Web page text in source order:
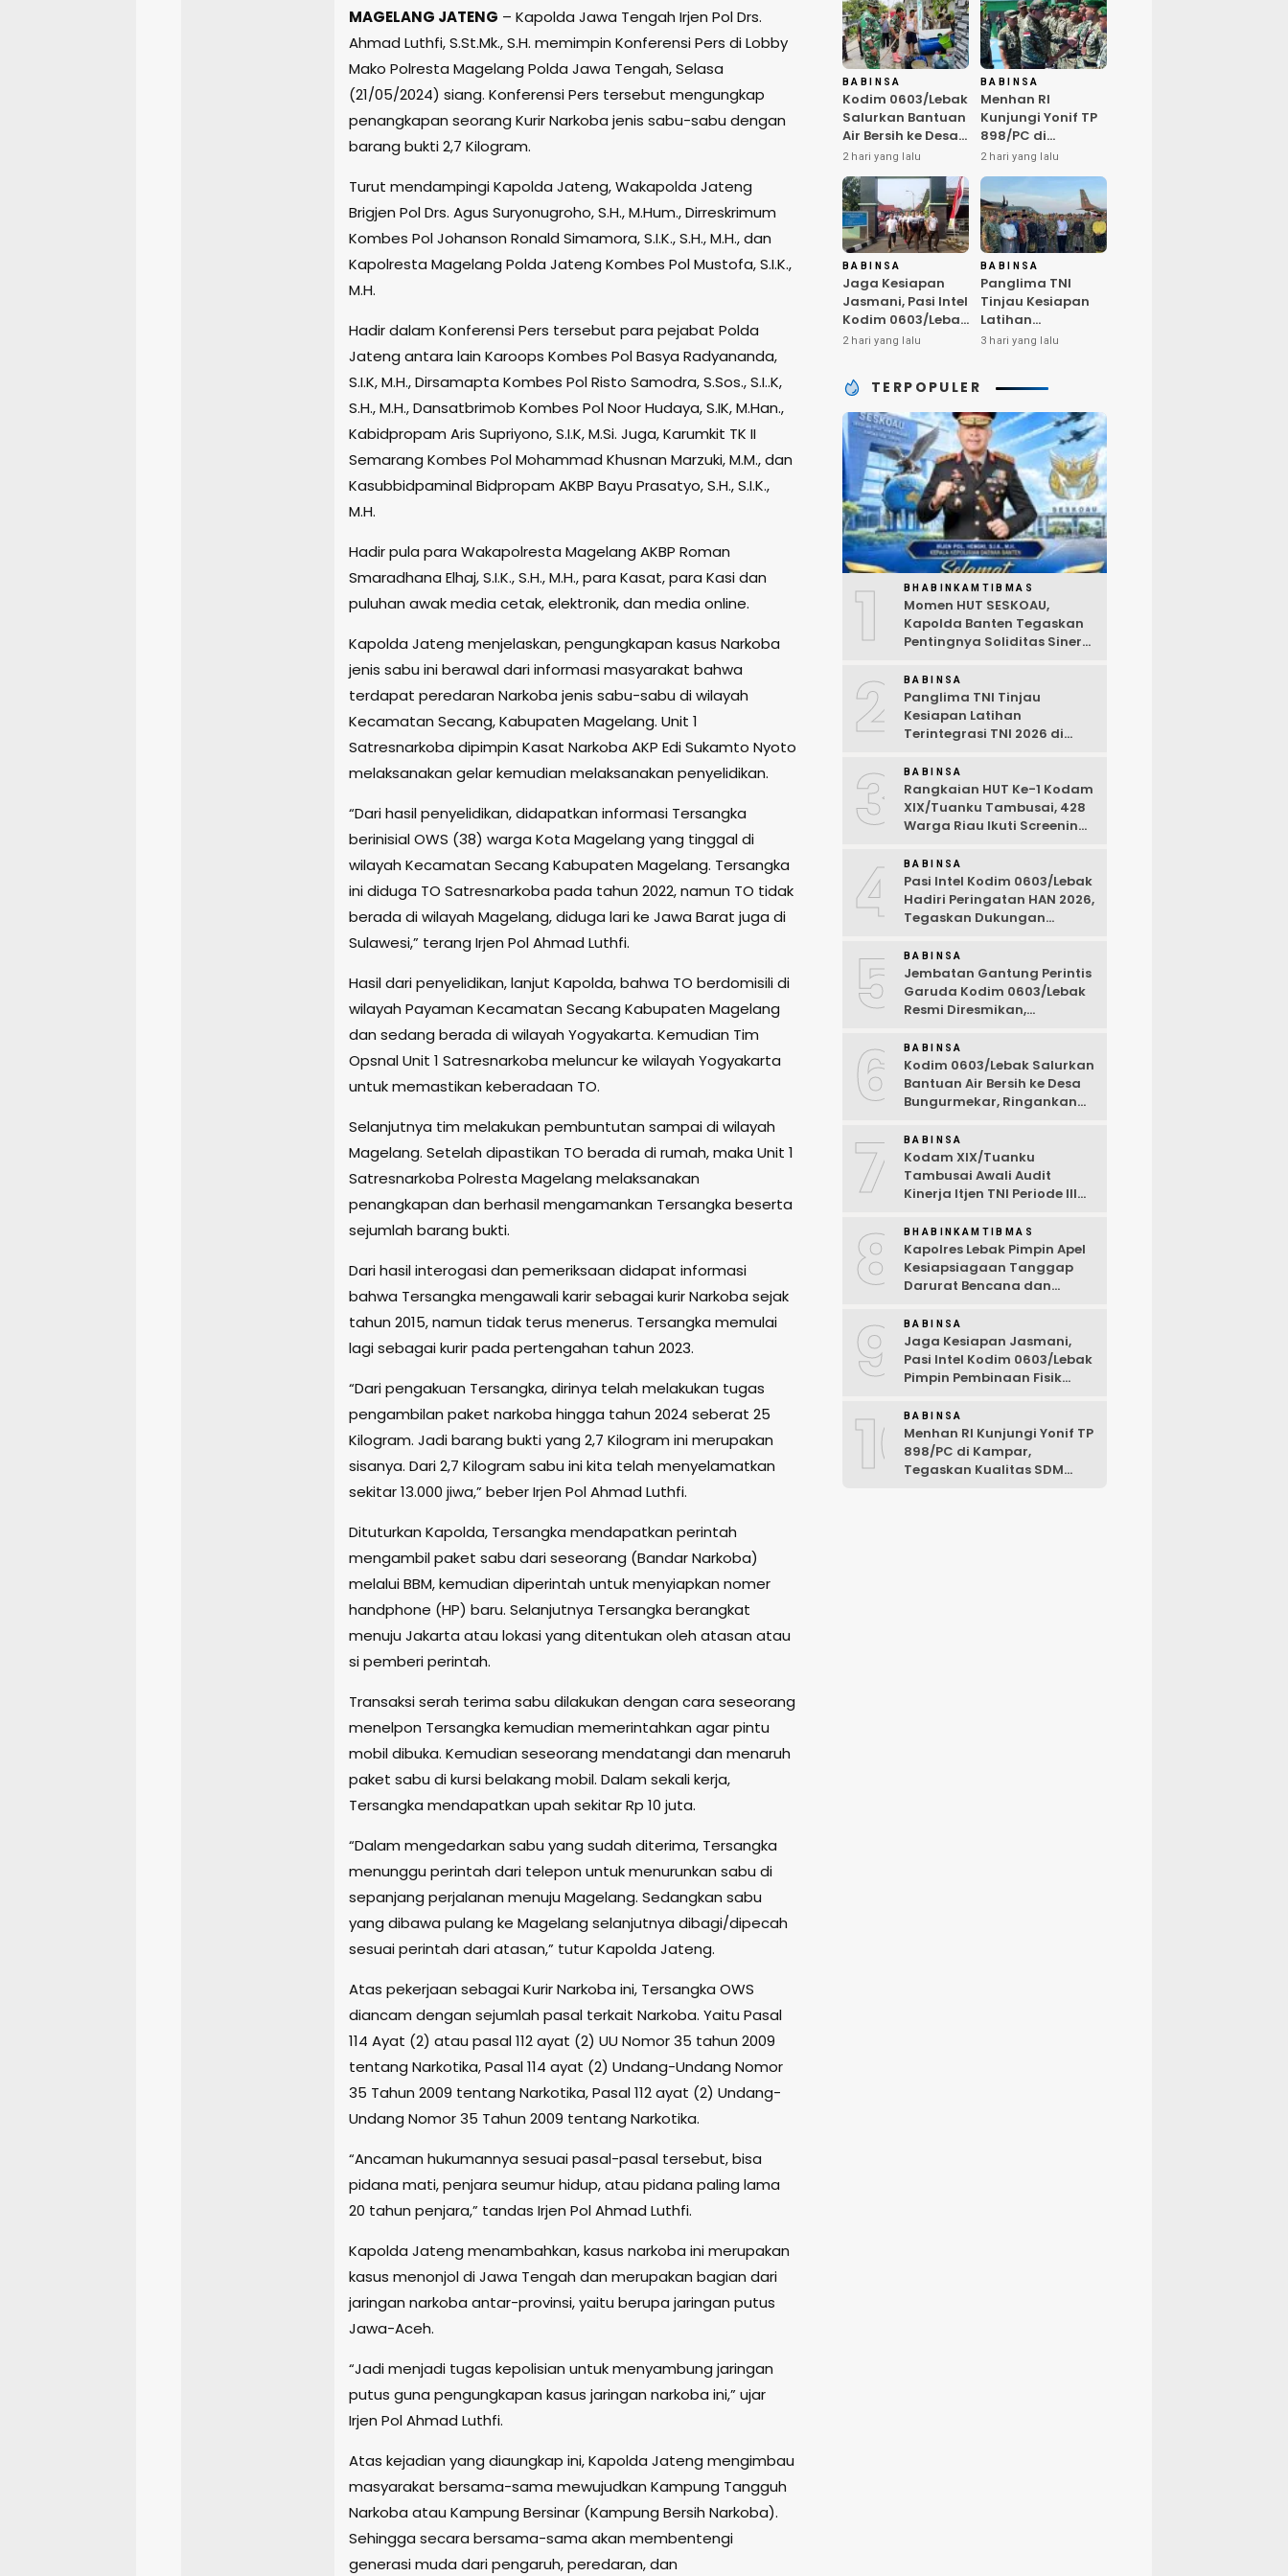
MAGELANG JATENG – Kapolda Jawa Tengah Irjen Pol Drs.
Ahmad Luthfi, S.St.Mk., S.H. memimpin Konferensi Pers di Lobby
Mako Polresta Magelang Polda Jawa Tengah, Selasa
(21/05/2024) siang. Konferensi Pers tersebut mengungkap
penangkapan seorang Kurir Narkoba jenis sabu-sabu dengan
barang bukti 2,7 Kilogram.
Turut mendampingi Kapolda Jateng, Wakapolda Jateng
Brigjen Pol Drs. Agus Suryonugroho, S.H., M.Hum., Dirreskrimum
Kombes Pol Johanson Ronald Simamora, S.I.K., S.H., M.H., dan
Kapolresta Magelang Polda Jateng Kombes Pol Mustofa, S.I.K.,
M.H.
Hadir dalam Konferensi Pers tersebut para pejabat Polda
Jateng antara lain Karoops Kombes Pol Basya Radyananda,
S.I.K, M.H., Dirsamapta Kombes Pol Risto Samodra, S.Sos., S.I..K,
S.H., M.H., Dansatbrimob Kombes Pol Noor Hudaya, S.IK, M.Han.,
Kabidpropam Aris Supriyono, S.I.K, M.Si. Juga, Karumkit TK II
Semarang Kombes Pol Mohammad Khusnan Marzuki, M.M., dan
Kasubbidpaminal Bidpropam AKBP Bayu Prasatyo, S.H., S.I.K.,
M.H.
Hadir pula para Wakapolresta Magelang AKBP Roman
Smaradhana Elhaj, S.I.K., S.H., M.H., para Kasat, para Kasi dan
puluhan awak media cetak, elektronik, dan media online.
Kapolda Jateng menjelaskan, pengungkapan kasus Narkoba
jenis sabu ini berawal dari informasi masyarakat bahwa
terdapat peredaran Narkoba jenis sabu-sabu di wilayah
Kecamatan Secang, Kabupaten Magelang. Unit 1
Satresnarkoba dipimpin Kasat Narkoba AKP Edi Sukamto Nyoto
melaksanakan gelar kemudian melaksanakan penyelidikan.
“Dari hasil penyelidikan, didapatkan informasi Tersangka
berinisial OWS (38) warga Kota Magelang yang tinggal di
wilayah Kecamatan Secang Kabupaten Magelang. Tersangka
ini diduga TO Satresnarkoba pada tahun 2022, namun TO tidak
berada di wilayah Magelang, diduga lari ke Jawa Barat juga di
Sulawesi,” terang Irjen Pol Ahmad Luthfi.
Hasil dari penyelidikan, lanjut Kapolda, bahwa TO berdomisili di
wilayah Payaman Kecamatan Secang Kabupaten Magelang
dan sedang berada di wilayah Yogyakarta. Kemudian Tim
Opsnal Unit 1 Satresnarkoba meluncur ke wilayah Yogyakarta
untuk memastikan keberadaan TO.
Selanjutnya tim melakukan pembuntutan sampai di wilayah
Magelang. Setelah dipastikan TO berada di rumah, maka Unit 1
Satresnarkoba Polresta Magelang melaksanakan
penangkapan dan berhasil mengamankan Tersangka beserta
sejumlah barang bukti.
Dari hasil interogasi dan pemeriksaan didapat informasi
bahwa Tersangka mengawali karir sebagai kurir Narkoba sejak
tahun 2015, namun tidak terus menerus. Tersangka memulai
lagi sebagai kurir pada pertengahan tahun 2023.
“Dari pengakuan Tersangka, dirinya telah melakukan tugas
pengambilan paket narkoba hingga tahun 2024 seberat 25
Kilogram. Jadi barang bukti yang 2,7 Kilogram ini merupakan
sisanya. Dari 2,7 Kilogram sabu ini kita telah menyelamatkan
sekitar 13.000 jiwa,” beber Irjen Pol Ahmad Luthfi.
Dituturkan Kapolda, Tersangka mendapatkan perintah
mengambil paket sabu dari seseorang (Bandar Narkoba)
melalui BBM, kemudian diperintah untuk menyiapkan nomer
handphone (HP) baru. Selanjutnya Tersangka berangkat
menuju Jakarta atau lokasi yang ditentukan oleh atasan atau
si pemberi perintah.
Transaksi serah terima sabu dilakukan dengan cara seseorang
menelpon Tersangka kemudian memerintahkan agar pintu
mobil dibuka. Kemudian seseorang mendatangi dan menaruh
paket sabu di kursi belakang mobil. Dalam sekali kerja,
Tersangka mendapatkan upah sekitar Rp 10 juta.
“Dalam mengedarkan sabu yang sudah diterima, Tersangka
menunggu perintah dari telepon untuk menurunkan sabu di
sepanjang perjalanan menuju Magelang. Sedangkan sabu
yang dibawa pulang ke Magelang selanjutnya dibagi/dipecah
sesuai perintah dari atasan,” tutur Kapolda Jateng.
Atas pekerjaan sebagai Kurir Narkoba ini, Tersangka OWS
diancam dengan sejumlah pasal terkait Narkoba. Yaitu Pasal
114 Ayat (2) atau pasal 112 ayat (2) UU Nomor 35 tahun 2009
tentang Narkotika, Pasal 114 ayat (2) Undang-Undang Nomor
35 Tahun 2009 tentang Narkotika, Pasal 112 ayat (2) Undang-
Undang Nomor 35 Tahun 2009 tentang Narkotika.
“Ancaman hukumannya sesuai pasal-pasal tersebut, bisa
pidana mati, penjara seumur hidup, atau pidana paling lama
20 tahun penjara,” tandas Irjen Pol Ahmad Luthfi.
Kapolda Jateng menambahkan, kasus narkoba ini merupakan
kasus menonjol di Jawa Tengah dan merupakan bagian dari
jaringan narkoba antar-provinsi, yaitu berupa jaringan putus
Jawa-Aceh.
“Jadi menjadi tugas kepolisian untuk menyambung jaringan
putus guna pengungkapan kasus jaringan narkoba ini,” ujar
Irjen Pol Ahmad Luthfi.
Atas kejadian yang diaungkap ini, Kapolda Jateng mengimbau
masyarakat bersama-sama mewujudkan Kampung Tangguh
Narkoba atau Kampung Bersinar (Kampung Bersih Narkoba).
Sehingga secara bersama-sama akan membentengi
generasi muda dari pengaruh, peredaran, dan
BABINSA
Kodim 0603/Lebak
Salurkan Bantuan
Air Bersih ke Desa
Bungurmekar,
Ringankan Beban
Warga
Terdampak
Kemarau
2 hari yang lalu
BABINSA
Menhan RI
Kunjungi Yonif TP
898/PC di
Kampar,
Tegaskan
Kualitas SDM
Kunci Kekuatan
TNI
2 hari yang lalu
BABINSA
Jaga Kesiapan
Jasmani, Pasi Intel
Kodim 0603/Lebak
Pimpin Pembinaan
2 hari yang lalu
BABINSA
Panglima TNI
Tinjau Kesiapan
Latihan
Terintegrasi TNI
3 hari yang lalu
TERPOPULER
1 BHABINKAMTIBMAS
Momen HUT SESKOAU,
Kapolda Banten Tegaskan
Pentingnya Soliditas Sinergi
2 BABINSA
Panglima TNI Tinjau
Kesiapan Latihan
Terintegrasi TNI 2026 di
3 BABINSA
Rangkaian HUT Ke-1 Kodam
XIX/Tuanku Tambusai, 428
Warga Riau Ikuti Screening
4 BABINSA
Pasi Intel Kodim 0603/Lebak
Hadiri Peringatan HAN 2026,
Tegaskan Dukungan
Ramah Anak
5 BABINSA
Jembatan Gantung Perintis
Garuda Kodim 0603/Lebak
Resmi Diresmikan,
Desa Wanasalam
6 BABINSA
Kodim 0603/Lebak Salurkan
Bantuan Air Bersih ke Desa
Bungurmekar, Ringankan
Kemarau
7 BABINSA
Kodam XIX/Tuanku
Tambusai Awali Audit
Kinerja Itjen TNI Periode III
8 BHABINKAMTIBMAS
Kapolres Lebak Pimpin Apel
Kesiapsiagaan Tanggap
Darurat Bencana dan
9 BABINSA
Jaga Kesiapan Jasmani,
Pasi Intel Kodim 0603/Lebak
Pimpin Pembinaan Fisik
10BABINSA
Menhan RI Kunjungi Yonif TP
898/PC di Kampar,
Tegaskan Kualitas SDM